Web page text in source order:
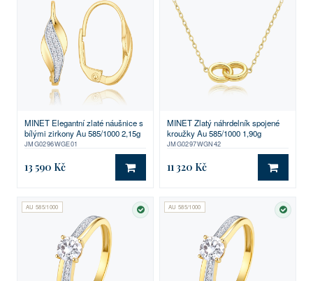
MINET Elegantní zlaté náušnice s
bílými zirkony Au 585/1000 2,15g
JMG0296WGE01
13 590 Kč DO KOŠÍKU
MINET Zlatý náhrdelník spojené
kroužky Au 585/1000 1,90g
JMG0297WGN42
11 320 Kč DO
AU 585/1000
SKLADEM
AU 585/1000